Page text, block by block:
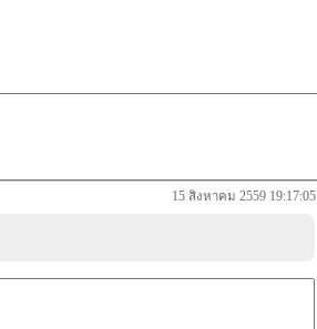
15 สิงหาคม 2559 19:17:05